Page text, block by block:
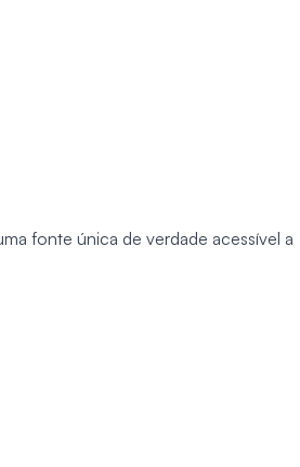
fonte única de verdade acessível a